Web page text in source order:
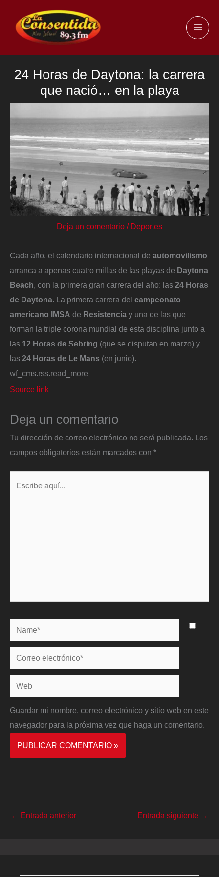
contenido
24 Horas de Daytona: la carrera
que nació… en la playa
Deja un comentario / Deportes
Cada año, el calendario internacional de automovilismo
arranca a apenas cuatro millas de las playas de Daytona
Beach, con la primera gran carrera del año: las 24 Horas
de Daytona. La primera carrera del campeonato
americano IMSA de Resistencia y una de las que
forman la triple corona mundial de esta disciplina junto a
las 12 Horas de Sebring (que se disputan en marzo) y
las 24 Horas de Le Mans (en junio).
wf_cms.rss.read_more
Source link
Deja un comentario
Tu dirección de correo electrónico no será publicada. Los
campos obligatorios están marcados con *
Name*
Correo
electrónico*
Web
Guardar mi nombre, correo electrónico y sitio web en este
navegador para la próxima vez que haga un comentario.
← Entrada anterior Entrada siguiente →